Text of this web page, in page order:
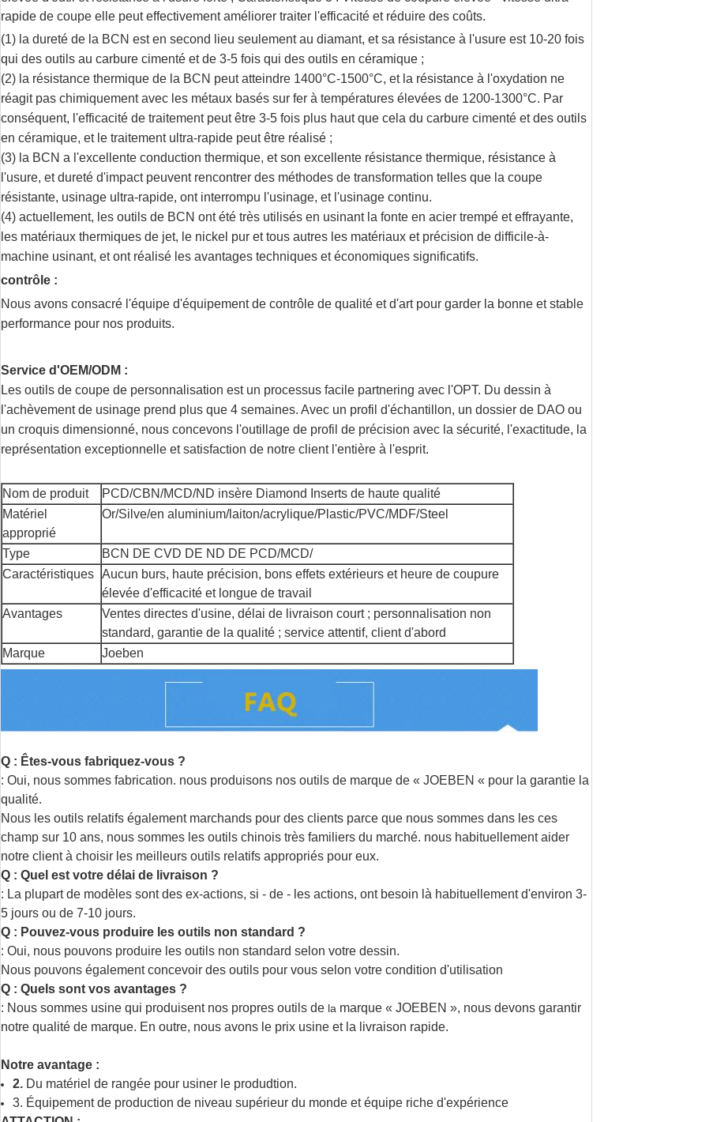
rapide de coupe elle peut effectivement améliorer traiter l'efficacité et réduire des coûts.
(1) la dureté de la BCN est en second lieu seulement au diamant, et sa résistance à l'usure est 10-20 fois
qui des outils au carbure cimenté et de 3-5 fois qui des outils en céramique ;
(2) la résistance thermique de la BCN peut atteindre 1400°C-1500°C, et la résistance à l'oxydation ne
réagit pas chimiquement avec les métaux basés sur fer à températures élevées de 1200-1300°C. Par
conséquent, l'efficacité de traitement peut être 3-5 fois plus haut que cela du carbure cimenté et des outils
en céramique, et le traitement ultra-rapide peut être réalisé ;
(3) la BCN a l'excellente conduction thermique, et son excellente résistance thermique, résistance à
l'usure, et dureté d'impact peuvent rencontrer des méthodes de transformation telles que la coupe
résistante, usinage ultra-rapide, ont interrompu l'usinage, et l'usinage continu.
(4) actuellement, les outils de BCN ont été très utilisés en usinant la fonte en acier trempé et effrayante,
les matériaux thermiques de jet, le nickel pur et tous autres les matériaux et précision de difficile-à-
machine usinant, et ont réalisé les avantages techniques et économiques significatifs.
contrôle :
Nous avons consacré l'équipe d'équipement de contrôle de qualité et d'art pour garder la bonne et stable
performance pour nos produits.
Service d'OEM/ODM :
Les outils de coupe de personnalisation est un processus facile partnering avec l'OPT. Du dessin à
l'achèvement de usinage prend plus que 4 semaines. Avec un profil d'échantillon, un dossier de DAO ou
un croquis dimensionné, nous concevons l'outillage de profil de précision avec la sécurité, l'exactitude, la
représentation exceptionnelle et satisfaction de notre client l'entière à l'esprit.
Nom de produit
PCD/CBN/MCD/ND insère Diamond Inserts de haute qualité
Matériel
approprié
Or/Silve/en aluminium/laiton/acrylique/Plastic/PVC/MDF/Steel
Type
BCN DE CVD DE ND DE PCD/MCD/
Caractéristiques Aucun burs, haute précision, bons effets extérieurs et heure de coupure
élevée d'efficacité et longue de travail
Avantages
Ventes directes d'usine, délai de livraison court ; personnalisation non
standard, garantie de la qualité ; service attentif, client d'abord
Marque
Joeben
Q : Êtes-vous fabriquez-vous ?
: Oui, nous sommes fabrication. nous produisons nos outils de marque de « JOEBEN « pour la garantie la
qualité.
Nous les outils relatifs également marchands pour des clients parce que nous sommes dans les ces
champ sur 10 ans, nous sommes les outils chinois très familiers du marché. nous habituellement aider
notre client à choisir les meilleurs outils relatifs appropriés pour eux.
Q : Quel est votre délai de livraison ?
: La plupart de modèles sont des ex-actions, si - de - les actions, ont besoin là habituellement d'environ 3-
5 jours ou de 7-10 jours.
Q : Pouvez-vous produire les outils non standard ?
: Oui, nous pouvons produire les outils non standard selon votre dessin.
Nous pouvons également concevoir des outils pour vous selon votre condition d'utilisation
Q : Quels sont vos avantages ?
: Nous sommes usine qui produisent nos propres outils de la marque « JOEBEN », nous devons garantir
notre qualité de marque. En outre, nous avons le prix usine et la livraison rapide.
Notre avantage :
2. Du matériel de rangée pour usiner le produdtion.
3. Équipement de production de niveau supérieur du monde et équipe riche d'expérience